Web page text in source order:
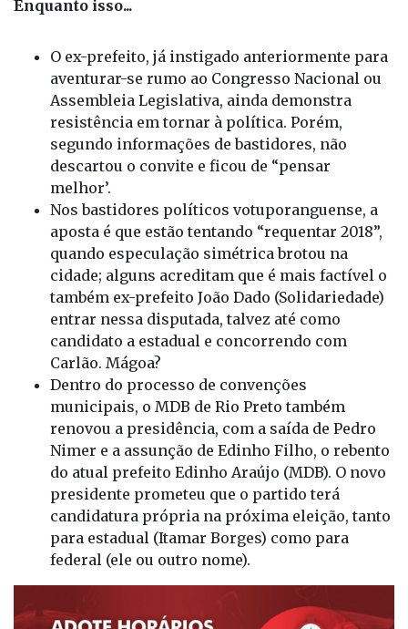
Enquanto isso...
O ex-prefeito, já instigado anteriormente para
aventurar-se rumo ao Congresso Nacional ou
Assembleia Legislativa, ainda demonstra
resistência em tornar à política. Porém,
segundo informações de bastidores, não
descartou o convite e ficou de “pensar
melhor’.
Nos bastidores políticos votuporanguense, a
aposta é que estão tentando “requentar 2018”,
quando especulação simétrica brotou na
cidade; alguns acreditam que é mais factível o
também ex-prefeito João Dado (Solidariedade)
entrar nessa disputada, talvez até como
candidato a estadual e concorrendo com
Carlão. Mágoa?
Dentro do processo de convenções
municipais, o MDB de Rio Preto também
renovou a presidência, com a saída de Pedro
Nimer e a assunção de Edinho Filho, o rebento
do atual prefeito Edinho Araújo (MDB). O novo
presidente prometeu que o partido terá
candidatura própria na próxima eleição, tanto
para estadual (Itamar Borges) como para
federal (ele ou outro nome).